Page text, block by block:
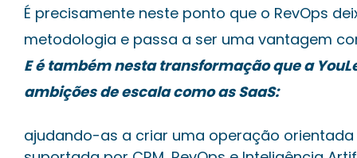
É precisamente neste ponto que o RevOps
metodologia e passa a ser uma vantagem
E é também nesta transformação que a
ambições de escala como as SaaS:
ajudando-as a criar uma operação